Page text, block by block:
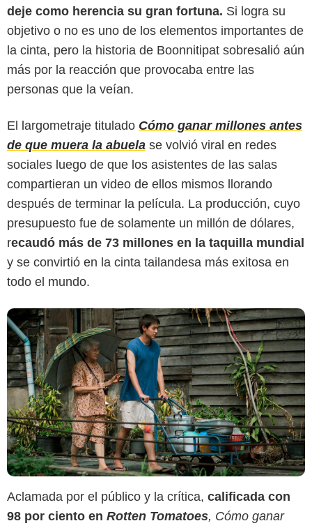
deje como herencia su gran fortuna. Si logra su
objetivo o no es uno de los elementos importantes de
la cinta, pero la historia de Boonnitipat sobresalió aún
más por la reacción que provocaba entre las
personas que la veían.
El largometraje titulado Cómo ganar millones antes
de que muera la abuela se volvió viral en redes
sociales luego de que los asistentes de las salas
compartieran un video de ellos mismos llorando
después de terminar la película. La producción, cuyo
presupuesto fue de solamente un millón de dólares,
recaudó más de 73 millones en la taquilla mundial
y se convirtió en la cinta tailandesa más exitosa en
todo el mundo.
Corazón Films
Aclamada por el público y la crítica, calificada con
98 por ciento en Rotten Tomatoes, Cómo ganar